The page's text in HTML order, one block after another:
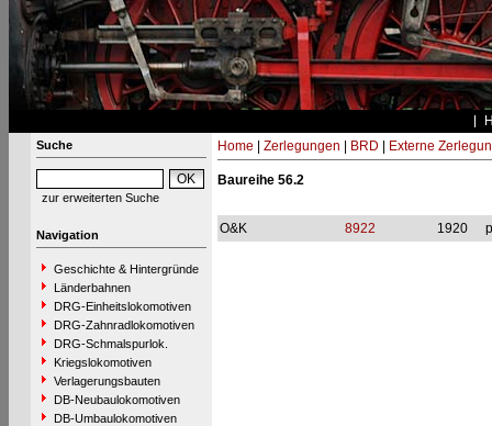
Suche
zur erweiterten Suche
Navigation
Geschichte & Hintergründe
Länderbahnen
DRG-Einheitslokomotiven
DRG-Zahnradlokomotiven
DRG-Schmalspurlok.
Kriegslokomotiven
Verlagerungsbauten
DB-Neubaulokomotiven
DB-Umbaulokomotiven
Home Zerlegungen BRD Externe
Baureihe 56.2
O&K 8922 1920